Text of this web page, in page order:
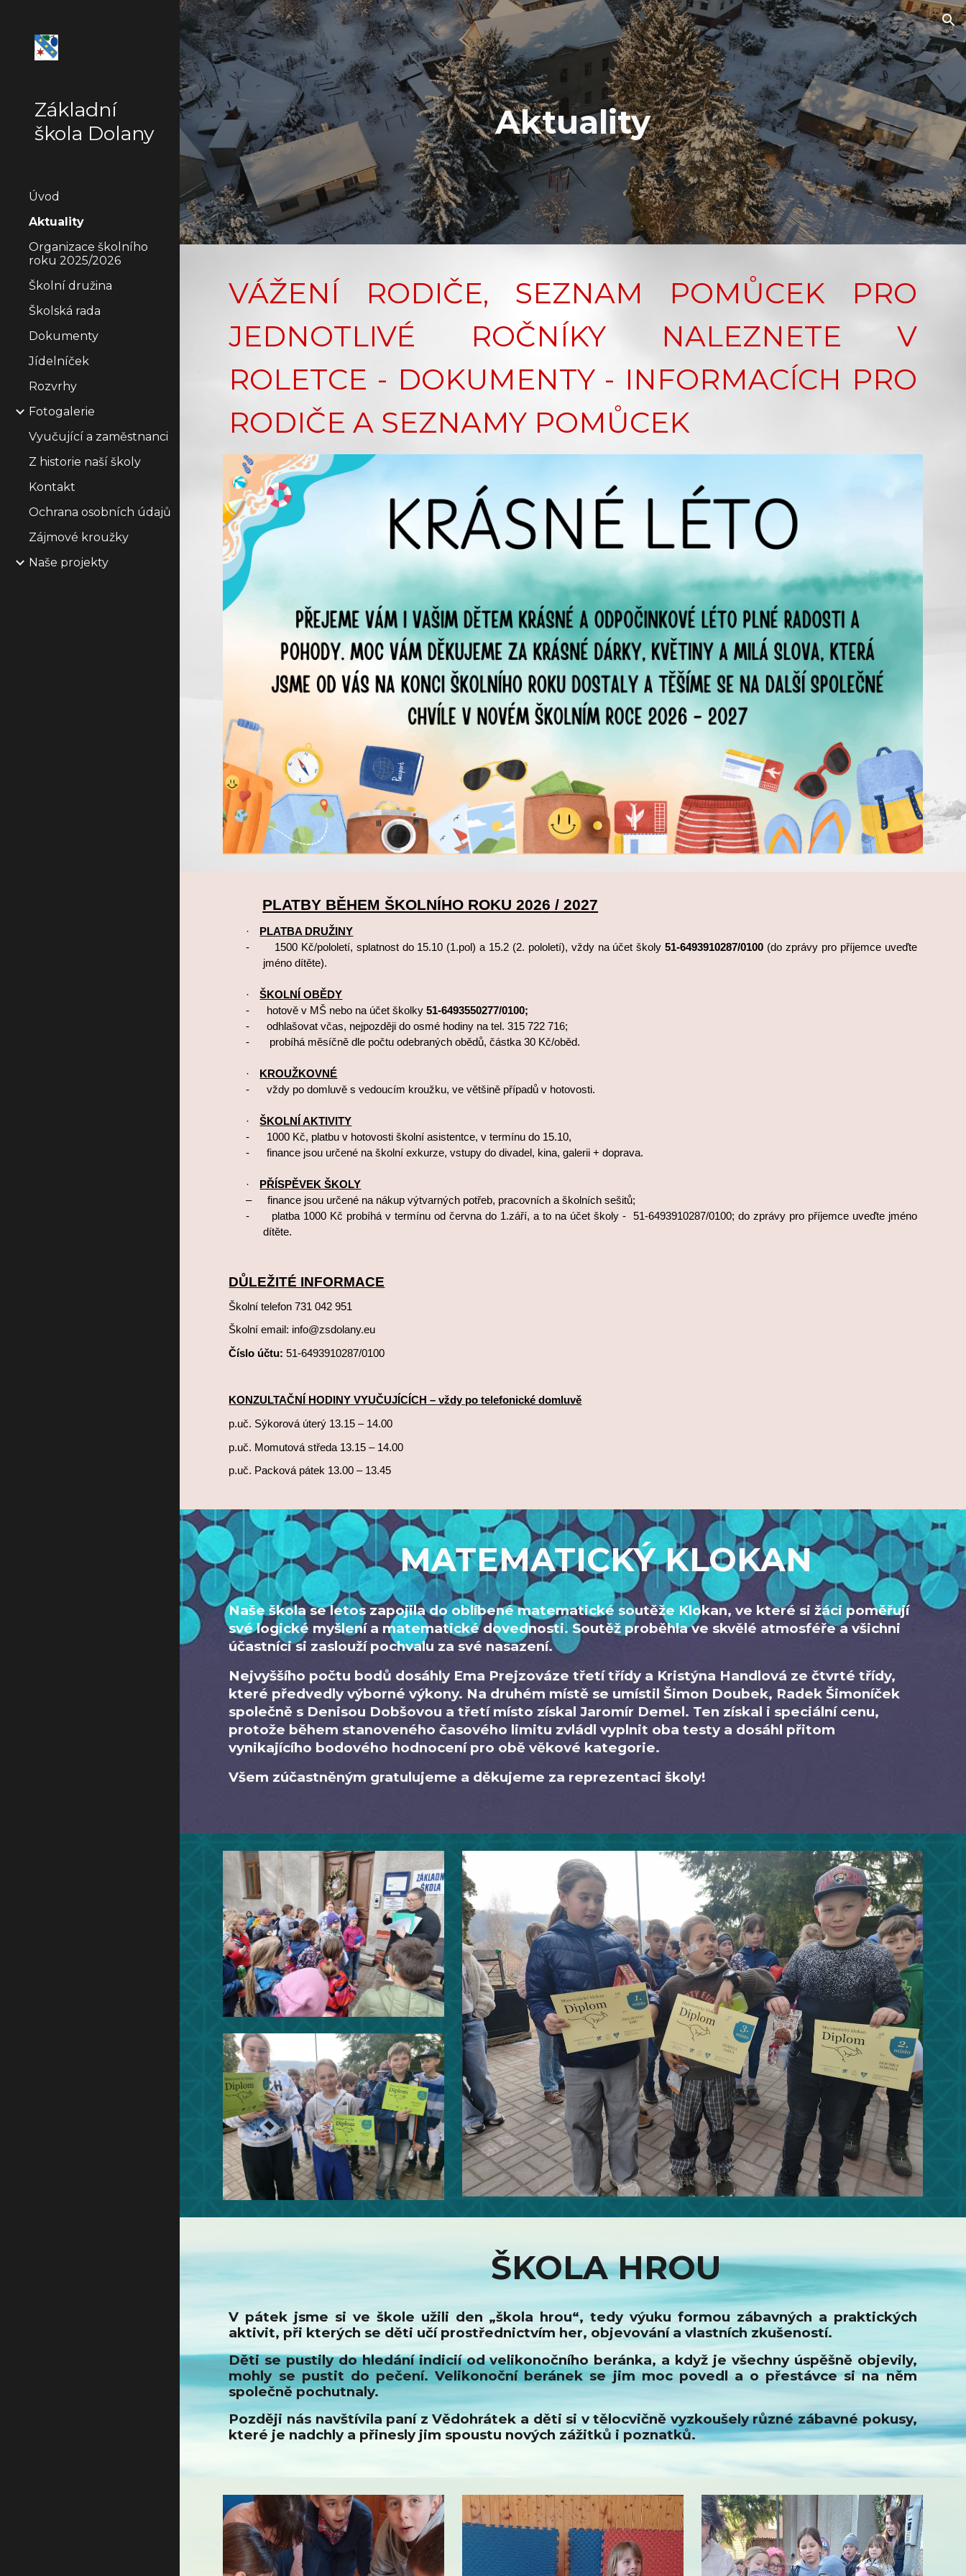
Skip to main content Skip to navigation
Základní
škola Dolany
Úvod
Aktuality
Organizace školního
roku 2025/2026
Školní družina
Školská rada
Dokumenty
Jídelníček
Rozvrhy
Fotogalerie
Vyučující a zaměstnanci
Z historie naší školy
Kontakt
Ochrana osobních údajů
Zájmové kroužky
Naše projekty
Aktuality
VÁŽENÍ RODIČE, SEZNAM POMŮCEK PRO
JEDNOTLIVÉ ROČNÍKY NALEZNETE V
ROLETCE - DOKUMENTY - INFORMACÍCH PRO
RODIČE A SEZNAMY POMŮCEK
PLATBY BĚHEM ŠKOLNÍHO ROKU 2026 / 2027
·
PLATBA DRUŽINY
-
1500 Kč/pololetí, splatnost do 15.10 (1.pol) a 15.2 (2. pololetí), vždy na účet školy51-6493910287/0100 (do zprávy pro příjemce uveďte
jméno dítěte).
·
ŠKOLNÍ OBĚDY
-
hotově v MŠ nebo na účet školky51-6493550277/0100;
-
odhlašovat včas, nejpozději do osmé hodiny na tel. 315 722 716;
-
probíhá měsíčně dle počtu odebraných obědů, částka 30 Kč/oběd.
·
KROUŽKOVNÉ
-
vždy po domluvě s vedoucím kroužku, ve většině případů v hotovosti.
·
ŠKOLNÍ AKTIVITY
-
1000 Kč, platbu v hotovosti školní asistentce, v termínu do 15.10,
-
finance jsou určené na školní exkurze, vstupy do divadel, kina, galerii + doprava.
·
PŘÍSPĚVEK ŠKOLY
–
finance jsou určené na nákup výtvarných potřeb, pracovních a školních sešitů;
-
platba 1000 Kč probíhá v termínu od června do 1.září, a to na účet školy - 51-6493910287/0100; do zprávy pro příjemce uveďte jméno
dítěte.
DŮLEŽITÉ INFORMACE
Školní telefon 731 042 951
Školní email: info@zsdolany.eu
Číslo účtu: 51-6493910287/0100
KONZULTAČNÍ HODINY VYUČUJÍCÍCH – vždy po telefonické domluvě
p.uč. Sýkorová úterý 13.15 – 14.00
p.uč. Momutová středa 13.15 – 14.00
p.uč. Packová pátek 13.00 – 13.45
MATEMATICKÝ KLOKAN
Naše škola se letos zapojila do oblíbené matematické soutěže Klokan, ve které si žáci poměřují
své logické myšlení a matematické dovednosti. Soutěž proběhla ve skvělé atmosféře a všichni
účastníci si zaslouží pochvalu za své nasazení.
Nejvyššího počtu bodů dosáhly Ema Prejzováze třetí třídy a Kristýna Handlová ze čtvrté třídy,
které předvedly výborné výkony. Na druhém místě se umístil Šimon Doubek, Radek Šimoníček
společně s Denisou Dobšovou a třetí místo získal Jaromír Demel. Ten získal i speciální cenu,
protože během stanoveného časového limitu zvládl vyplnit oba testy a dosáhl přitom
vynikajícího bodového hodnocení pro obě věkové kategorie.
Všem zúčastněným gratulujeme a děkujeme za reprezentaci školy!
ŠKOLA HROU
V pátek jsme si ve škole užili den „škola hrou“, tedy výuku formou zábavných a praktických
aktivit, při kterých se děti učí prostřednictvím her, objevování a vlastních zkušeností.
Děti se pustily do hledání indicií od velikonočního beránka, a když je všechny úspěšně objevily,
mohly se pustit do pečení. Velikonoční beránek se jim moc povedl a o přestávce si na něm
společně pochutnaly.
Později nás navštívila paní z Vědohrátek a děti si v tělocvičně vyzkoušely různé zábavné pokusy,
které je nadchly a přinesly jim spoustu nových zážitků i poznatků.